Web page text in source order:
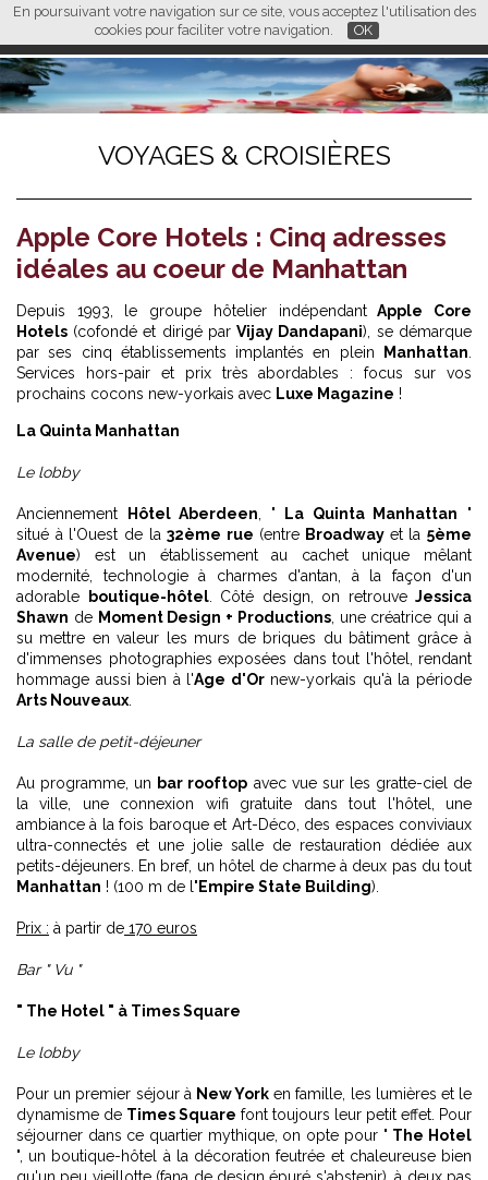
En poursuivant votre navigation sur ce site, vous acceptez l'utilisation des
cookies pour faciliter votre navigation.
OK
FR EN CN
L M
VOYAGES & CROISIÈRES
Apple Core Hotels : Cinq adresses
idéales au coeur de Manhattan
Depuis 1993, le groupe hôtelier indépendantApple Core
Hotels (cofondé et dirigé par Vijay Dandapani), se démarque
par ses cinq établissements implantés en plein
Manhattan
Services hors-pair et prix très abordables : focus sur vos
prochains cocons new-yorkais avec Luxe Magazine !
La Quinta Manhattan
Le lobby
Anciennement Hôtel Aberdeen , " La Quinta Manhattan "
situé à l'Ouest de la32ème rue (entre Broadway et la5ème
Avenue) est un établissement au cachet unique mêlant
modernité, technologie à charmes d'antan, à la façon d'un
adorable
boutique-hôtel. Côté design, on retrouve Jessica
Shawn de Moment Design + Productions, une créatrice qui a
su mettre en valeur les murs de briques du bâtiment grâce à
d'immenses photographies exposées dans tout l'hôtel, rendant
hommage aussi bien à l'Age d'Ornew-yorkais qu'à la période
Arts Nouveaux
La salle de petit-déjeuner
Au programme, un bar rooftop avec vue sur les gratte-ciel de
la ville, une connexion wifi gratuite dans tout l'hôtel, une
ambiance à la fois baroque et Art-Déco, des espaces conviviaux
ultra-connectés et une jolie salle de restauration dédiée aux
petits-déjeuners. En bref, un hôtel de charme à deux pas du tout
Manhattan ! (100 m de l 'Empire State Building).
Prix : à partir de 170 euros
Bar " Vu "
" The Hotel " à Times Square
Le lobby
Pour un premier séjour à New York en famille, les lumières et le
dynamisme de Times Square font toujours leur petit effet. Pour
séjourner dans ce quartier mythique, on opte pour " The Hotel
", un boutique-hôtel à la décoration feutrée et chaleureuse bien